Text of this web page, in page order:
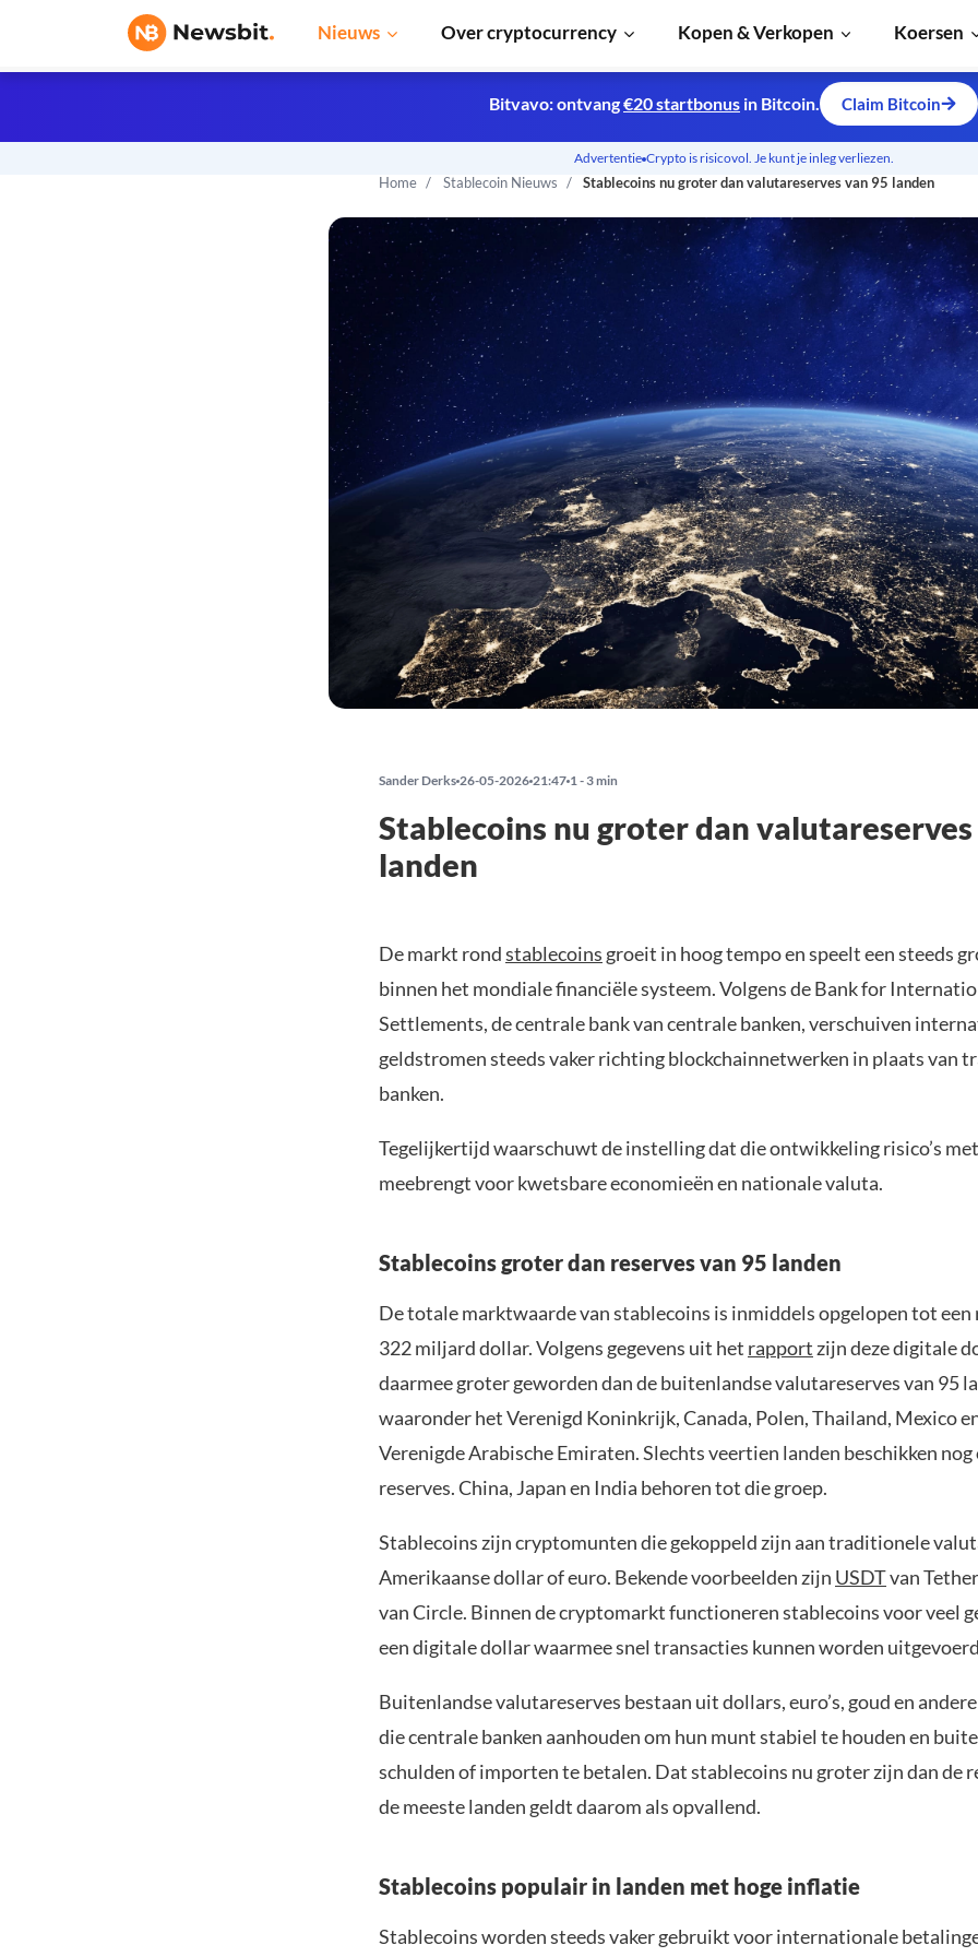
Nieuws Over cryptocurrency Kopen & Verkopen Koersen
Home Stablecoin Nieuws Stablecoins nu groter dan valutareserves van 95 landen
Bitvavo: ontvang€20 startbonus in Bitcoin. Claim Bitcoin
Advertentie Crypto is risicovol. Je kunt je inleg verliezen.
Sander Derks 26-05-2026 21:47 1 - 3 min
Stablecoins nu groter dan
landen
De markt rondstablecoins groeit in hoog tempo en speelt een steeds
binnen het mondiale financiële systeem. Volgens de Bank for
Settlements, de centrale bank van centrale banken, verschuiven
geldstromen steeds vaker richting blockchainnetwerken in plaats van
banken.
Tegelijkertijd waarschuwt de instelling dat die ontwikkeling risico’s
meebrengt voor kwetsbare economieën en nationale valuta.
Stablecoins groter dan reserves van 95 landen
De totale marktwaarde van stablecoins is inmiddels opgelopen tot een
322 miljard dollar. Volgens gegevens uit het rapport zijn deze digitale
daarmee groter geworden dan de buitenlandse valutareserves van 95
waaronder het Verenigd Koninkrijk, Canada, Polen, Thailand, Mexico
Verenigde Arabische Emiraten. Slechts veertien landen beschikken
reserves. China, Japan en India behoren tot die groep.
Stablecoins zijn cryptomunten die gekoppeld zijn aan traditionele
Amerikaanse dollar of euro. Bekende voorbeelden zijn USDTvan
van Circle. Binnen de cryptomarkt functioneren stablecoins voor veel
een digitale dollar waarmee snel transacties kunnen worden
Buitenlandse valutareserves bestaan uit dollars, euro’s, goud en
die centrale banken aanhouden om hun munt stabiel te houden en
schulden of importen te betalen. Dat stablecoins nu groter zijn dan de
de meeste landen geldt daarom als opvallend.
Stablecoins populair in landen met hoge inflatie
Stablecoins worden steeds vaker gebruikt voor internationale